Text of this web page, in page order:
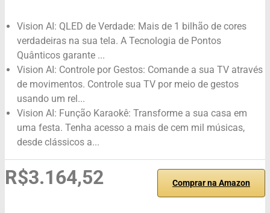
Vision AI: QLED de Verdade: Mais de 1 bilhão de cores
verdadeiras na sua tela. A Tecnologia de Pontos
Quânticos garante ...
Vision AI: Controle por Gestos: Comande a sua TV através
de movimentos. Controle sua TV por meio de gestos
usando um rel...
Vision AI: Função Karaokê: Transforme a sua casa em
uma festa. Tenha acesso a mais de cem mil músicas,
desde clássicos a...
R$3.164,52 Comprar na Amazon